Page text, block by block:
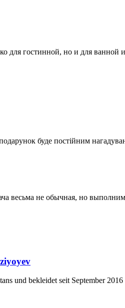
для гостинной, но и для ванной
буде постійним
весьма не обычная, но
und bekleidet seit September